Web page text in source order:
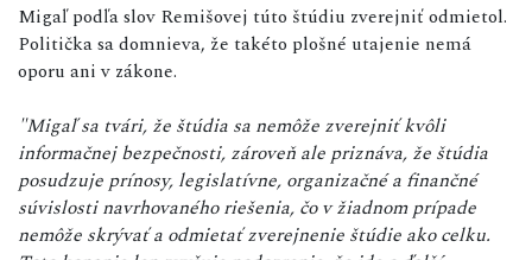
Migaľ podľa slov Remišovej túto štúdiu zverejniť odmietol.
Politička sa domnieva, že takéto plošné utajenie nemá
oporu ani v zákone.
"Migaľ sa tvári, že štúdia sa nemôže zverejniť kvôli
informačnej bezpečnosti, zároveň ale priznáva, že štúdia
posudzuje prínosy, legislatívne, organizačné a finančné
súvislosti navrhovaného riešenia, čo v žiadnom prípade
nemôže skrývať a odmietať zverejnenie štúdie ako celku.